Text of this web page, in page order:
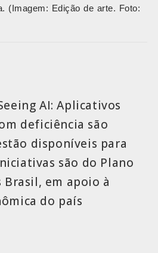
(Imagem: Edição de arte. Foto:
AI: Aplicativos
deficiência são
disponíveis para
são do Plano
em apoio à
do país